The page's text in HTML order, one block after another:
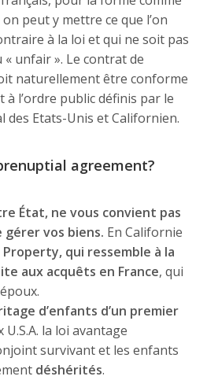
peut y mettre ce que l’on
à la loi et qui ne soit pas
« unfair ». Le contrat de
naturellement être conforme
l’ordre public définis par le
des Etats-Unis et Californien.
agreement?
État, ne vous convient pas
gérer vos biens. En Californie
qui ressemble à la
aux acquêts en France, qui
d’enfants d’un premier
U.S.A. la loi avantage
survivant et les enfants
déshérités.